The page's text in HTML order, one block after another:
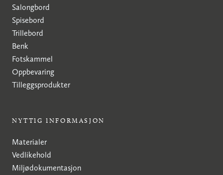
Salongbord
Spisebord
Trillebord
Benk
Fotskammel
Oppbevaring
Tilleggsprodukter
NYTTIG INFORMASJON
Materialer
Vedlikehold
Miljødokumentasjon